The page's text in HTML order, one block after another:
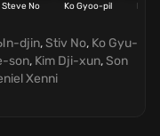
Steve No Ko Gyoo-pil
Lee
djin,Stiv No, Ko Gyu-
son, Kim Dji-xun,Son
Xenni